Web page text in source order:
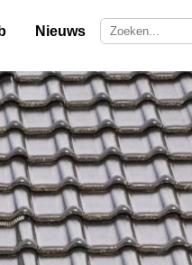
Nieuws Zoek op de site